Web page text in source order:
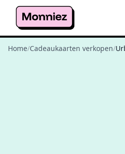
Home/Cadeaukaarten verkopen/